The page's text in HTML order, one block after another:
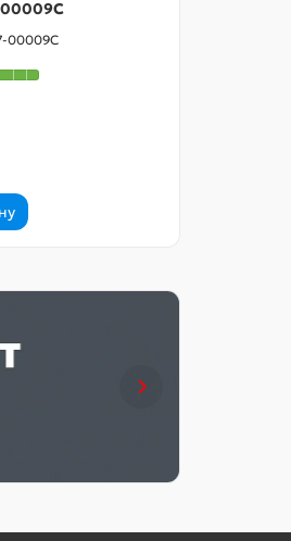
00009C